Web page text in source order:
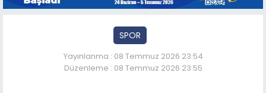
SPOR
Yayınlanma : 08 Temmuz 2026 23:54
Düzenleme : 08 Temmuz 2026 23:55